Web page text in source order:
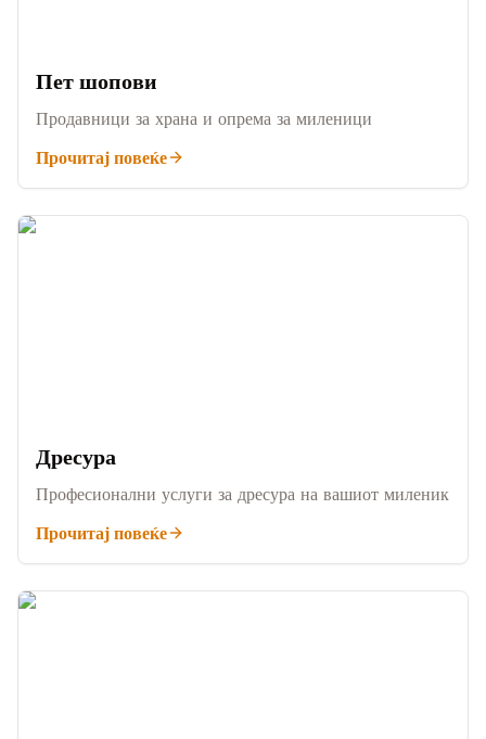
Пет шопови
Продавници за храна и опрема за миленици
Прочитај повеќе
Дресура
Професионални услуги за дресура на вашиот миленик
Прочитај повеќе